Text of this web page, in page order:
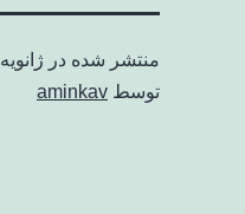
منتشر شده در ژانویه 4, 2025
توسط aminkav